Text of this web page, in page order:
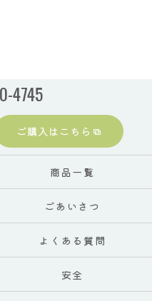
4745
ご購入はこちら
商品一覧
ごあいさつ
よくある質問
安全